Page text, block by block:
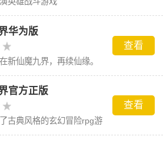
华为版
新仙魔九界，再续仙缘。
查看
官方正版
古典风格的玄幻冒险rpg游
查看